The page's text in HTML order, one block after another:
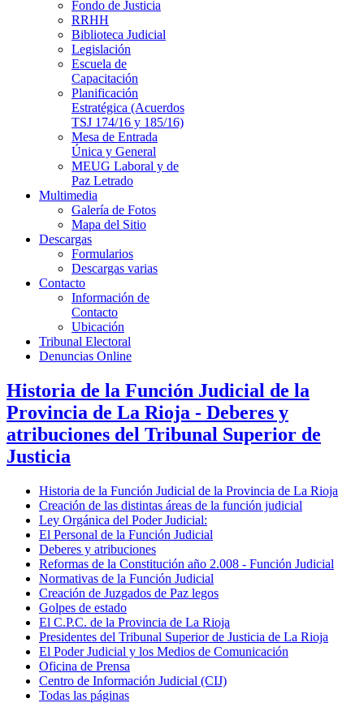
Fondo de Justicia
RRHH
Biblioteca Judicial
Legislación
Escuela de
Capacitación
Planificación
Estratégica (Acuerdos
TSJ 174/16 y 185/16)
Mesa de Entrada
Única y General
MEUG Laboral y de
Paz Letrado
Multimedia
Galería de Fotos
Mapa del Sitio
Descargas
Formularios
Descargas varias
Contacto
Información de
Contacto
Ubicación
Tribunal Electoral
Denuncias Online
Historia de la Función Judicial de la
Provincia de La Rioja - Deberes y
atribuciones del Tribunal Superior de
Justicia
Historia de la Función Judicial de la Provincia de La Rioja
Creación de las distintas áreas de la función judicial
Ley Orgánica del Poder Judicial:
El Personal de la Función Judicial
Deberes y atribuciones
Reformas de la Constitución año 2.008 - Función Judicial
Normativas de la Función Judicial
Creación de Juzgados de Paz legos
Golpes de estado
El C.P.C. de la Provincia de La Rioja
Presidentes del Tribunal Superior de Justicia de La Rioja
El Poder Judicial y los Medios de Comunicación
Oficina de Prensa
Centro de Información Judicial (CIJ)
Todas las páginas